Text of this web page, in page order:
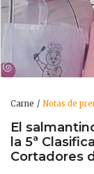
Carne Notas de
El
la 5ª
Cortadores